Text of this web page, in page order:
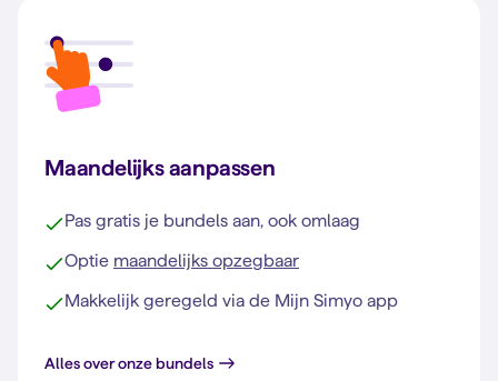
Maandelijks aanpassen
Pas gratis je bundels aan, ook omlaag
Optie maandelijks opzegbaar
Makkelijk geregeld via de Mijn Simyo app
Alles over onze bundels